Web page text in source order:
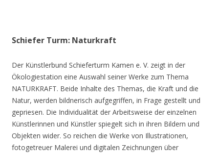
Schiefer Turm: Naturkraft
Der Künstlerbund Schieferturm Kamen e. V. zeigt in der
Ökologiestation eine Auswahl seiner Werke zum Thema
NATURKRAFT. Beide Inhalte des Themas, die Kraft und die
Natur, werden bildnerisch aufgegriffen, in Frage gestellt und
gepriesen. Die Individualität der Arbeitsweise der einzelnen
Künstlerinnen und Künstler spiegelt sich in ihren Bildern und
Objekten wider. So reichen die Werke von Illustrationen,
fotogetreuer Malerei und digitalen Zeichnungen über